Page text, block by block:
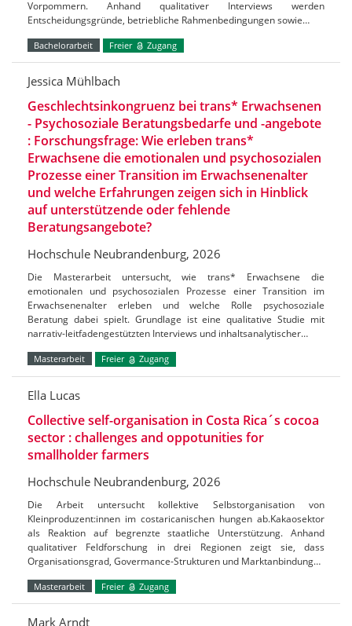
Vorpommern. Anhand qualitativer Interviews werden
Entscheidungsgründe, betriebliche Rahmenbedingungen sowie…
Bachelorarbeit Freier Zugang
Jessica Mühlbach
Geschlechtsinkongruenz bei trans* Erwachsenen
- Psychosoziale Beratungsbedarfe und -angebote
: Forschungsfrage: Wie erleben trans*
Erwachsene die emotionalen und psychosozialen
Prozesse einer Transition im Erwachsenenalter
und welche Erfahrungen zeigen sich in Hinblick
auf unterstützende oder fehlende
Beratungsangebote?
Hochschule Neubrandenburg, 2026
Die Masterarbeit untersucht, wie trans* Erwachsene die
emotionalen und psychosozialen Prozesse einer Transition im
Erwachsenenalter erleben und welche Rolle psychosoziale
Beratung dabei spielt. Grundlage ist eine qualitative Studie mit
narrativ-leitfadengestützten Interviews und inhaltsanalytischer…
Masterarbeit Freier Zugang
Ella Lucas
Collective self-organisation in Costa Rica´s cocoa
sector : challenges and oppotunities for
smallholder farmers
Hochschule Neubrandenburg, 2026
Die Arbeit untersucht kollektive Selbstorganisation von
Kleinproduzent:innen im costaricanischen hungen ab.Kakaosektor
als Reaktion auf begrenzte staatliche Unterstützung. Anhand
qualitativer Feldforschung in drei Regionen zeigt sie, dass
Organisationsgrad, Govermance-Strukturen und Marktanbindung…
Masterarbeit Freier Zugang
Mark Arndt